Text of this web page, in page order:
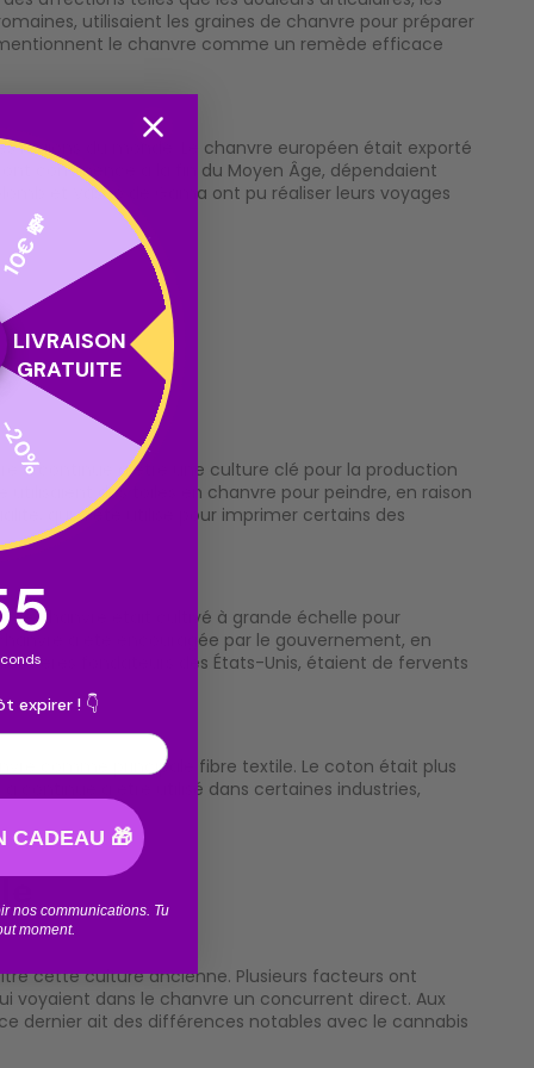
utilisaient les graines de chanvre pour préparer
le chanvre comme un remède efficace
du monde. Le chanvre européen était exporté
commencé à la fin du Moyen Âge, dépendaient
et Vasco de Gama ont pu réaliser leurs voyages
a continué à être une culture clé pour la production
des toiles en chanvre pour peindre, en raison
qui a été utilisé pour imprimer certains des
Le chanvre était cultivé à grande échelle pour
a été encouragée par le gouvernement, en
Pères fondateurs des États-Unis, étaient de fervents
comme principale fibre textile. Le coton était plus
continué à être utilisé dans certaines industries,
cette culture ancienne. Plusieurs facteurs ont
voyaient dans le chanvre un concurrent direct. Aux
dernier ait des différences notables avec le cannabis
10€ 💸
LIVRAISON
GRATUITE
-20%
ends in:
expirer ! 👇
CADEAU 🎁
nos communications. Tu
moment.